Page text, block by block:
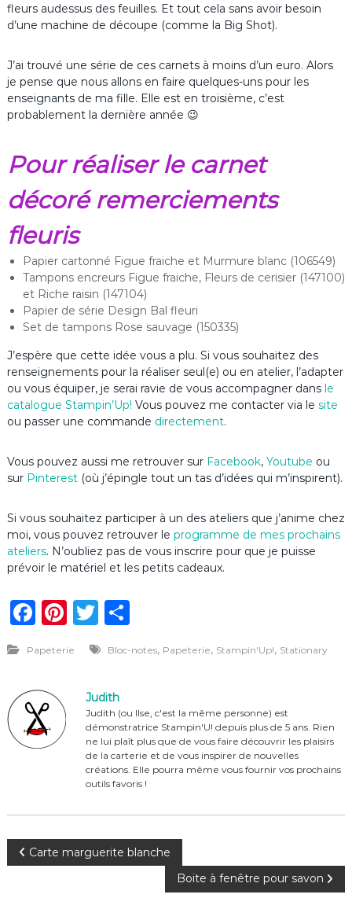
fleurs audessus des feuilles. Et tout cela sans avoir besoin
d’une machine de découpe (comme la Big Shot).
J’ai trouvé une série de ces carnets à moins d’un euro. Alors
je pense que nous allons en faire quelques-uns pour les
enseignants de ma fille. Elle est en troisième, c’est
probablement la dernière année 😉
Pour réaliser le carnet
décoré remerciements
fleuris
Papier cartonné Figue fraiche et Murmure blanc (106549)
Tampons encreurs Figue fraiche, Fleurs de cerisier (147100)
et Riche raisin (147104)
Papier de série Design Bal fleuri
Set de tampons Rose sauvage (150335)
J’espère que cette idée vous a plu. Si vous souhaitez des
renseignements pour la réaliser seul(e) ou en atelier, l’adapter
ou vous équiper, je serai ravie de vous accompagner dans le
catalogue Stampin’Up! Vous pouvez me contacter via le site
ou passer une commande directement.
Vous pouvez aussi me retrouver sur Facebook, Youtube ou
sur Pinterest (où j’épingle tout un tas d’idées qui m’inspirent).
Si vous souhaitez participer à un des ateliers que j’anime chez
moi, vous pouvez retrouver le programme de mes prochains
ateliers. N’oubliez pas de vous inscrire pour que je puisse
prévoir le matériel et les petits cadeaux.
F
c
e
b
o
Pi
te
re
st
T
w
it
te
r
P
ta
er
Papeterie Bloc-notes, Papeterie, Stampin'Up!, Stationary
Judith
Judith (ou Ilse, c'est la même personne) est
démonstratrice Stampin'U! depuis plus de 5 ans. Rien
ne lui plaît plus que de vous faire découvrir les plaisirs
de la carterie et de vous inspirer de nouvelles
créations. Elle pourra même vous fournir vos prochains
outils favoris !
N Carte marguerite blanche
Boite à fenêtre pour savon